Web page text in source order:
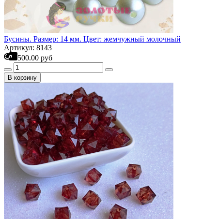
Бусины. Размер: 14 мм. Цвет: жемчужный молочный
Артикул: 8143
500.00 руб
В корзину